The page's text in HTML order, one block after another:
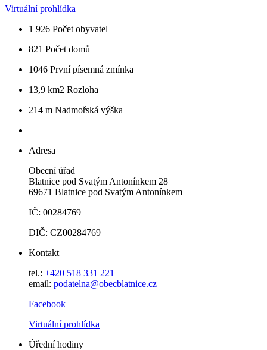
Virtuální prohlídka
1 926 Počet obyvatel
821 Počet domů
1046 První písemná zmínka
13,9 km2 Rozloha
214 m Nadmořská výška
Adresa
Obecní úřad
Blatnice pod Svatým Antonínkem 28
69671 Blatnice pod Svatým Antonínkem
IČ: 00284769
DIČ: CZ00284769
Kontakt
tel.: +420 518 331 221
email: podatelna@obecblatnice.cz
Facebook
Virtuální prohlídka
Úřední hodiny